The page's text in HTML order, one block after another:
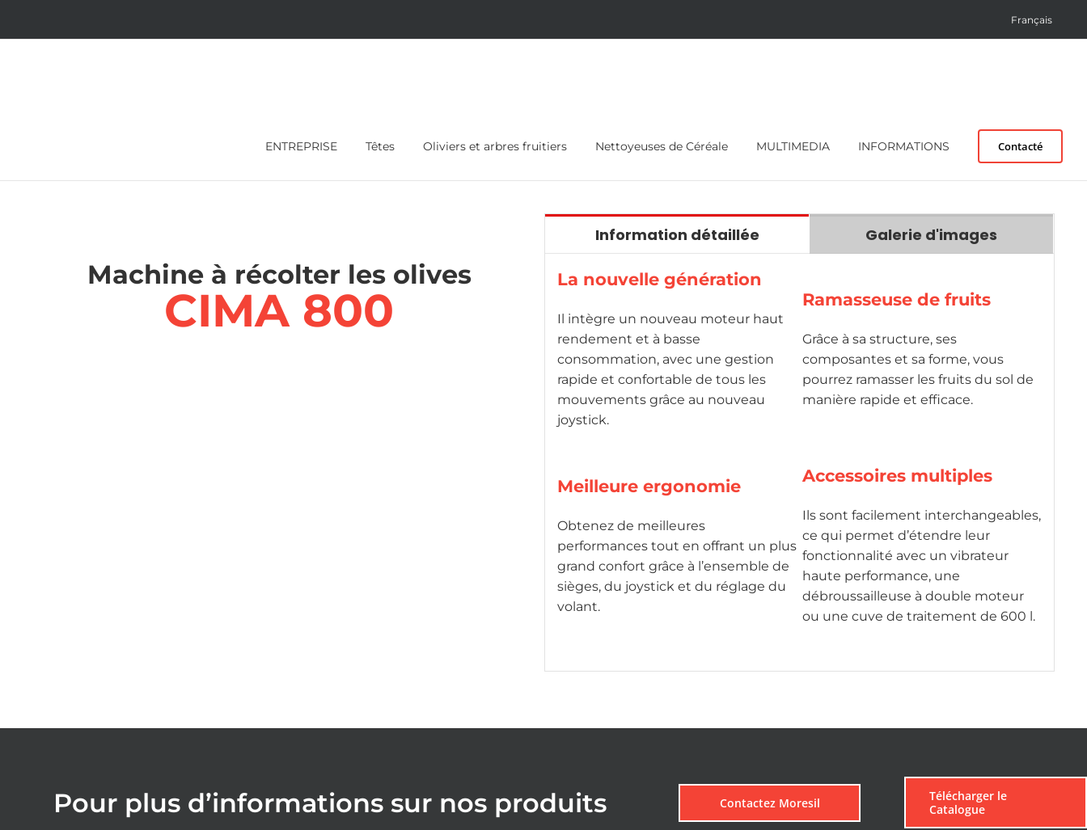
Français
ENTREPRISE Têtes Oliviers et arbres fruitiers Nettoyeuses de Céréale MULTIMEDIA INFORMATIONS Contacté
Machine à récolter les olives
CIMA 800
Information détaillée Galerie d'images
La nouvelle génération
Il intègre un nouveau moteur haut
rendement et à basse
consommation, avec une gestion
rapide et confortable de tous les
mouvements grâce au nouveau
joystick.
Ramasseuse de fruits
Grâce à sa structure, ses
composantes et sa forme, vous
pourrez ramasser les fruits du sol de
manière rapide et efficace.
Meilleure ergonomie
Obtenez de meilleures
performances tout en offrant un plus
grand confort grâce à l’ensemble de
sièges, du joystick et du réglage du
volant.
Accessoires multiples
Ils sont facilement interchangeables,
ce qui permet d’étendre leur
fonctionnalité avec un vibrateur
haute performance, une
débroussailleuse à double moteur
ou une cuve de traitement de 600 l.
Pour plus d’informations sur nos produits Contactez Moresil
Télécharger le
Catalogue